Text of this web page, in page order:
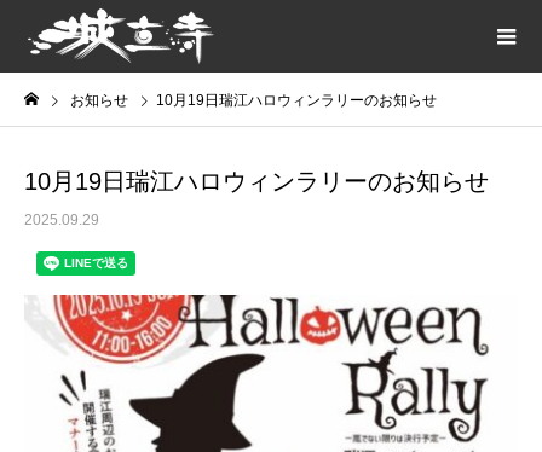
お知らせ 10月19日瑞江ハロウィンラリーのお知らせ
10月19日瑞江ハロウィンラリーのお知らせ
2025.09.29